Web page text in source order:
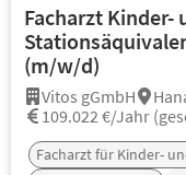
Facharzt
(m/w/d)
Vitos gGmbH
109.022 €/Jahr
Facharzt für Kinder-